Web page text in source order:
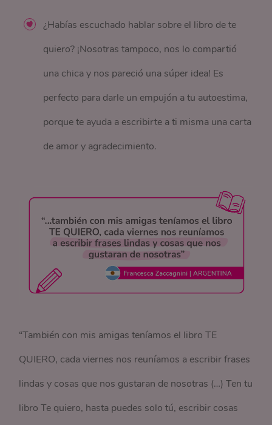
¿Habías escuchado hablar sobre el libro de te
quiero? ¡Nosotras tampoco, nos lo compartió
una chica y nos pareció una súper idea! Es
perfecto para darle un empujón a tu autoestima,
porque te ayuda a escribirte a ti misma una carta
de amor y agradecimiento.
“También con mis amigas teníamos el libro TE
QUIERO, cada viernes nos reuníamos a escribir frases
lindas y cosas que nos gustaran de nosotras (…) Ten tu
libro Te quiero, hasta puedes solo tú, escribir cosas